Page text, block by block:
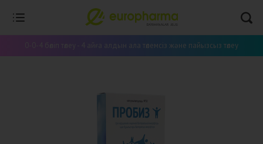
0-0-4 бөліп төлеу - 4 айға алдын ала төлемсіз және пайызсыз төлеу